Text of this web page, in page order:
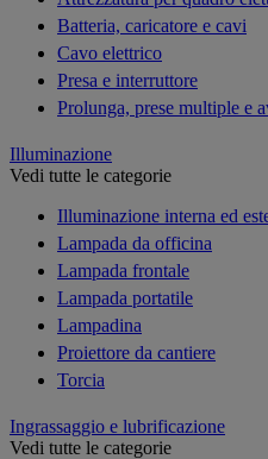
Batteria, caricatore e cavi
Cavo elettrico
Presa e interruttore
Prolunga, prese multiple e
Illuminazione
Vedi tutte le categorie
Illuminazione interna ed
Lampada da officina
Lampada frontale
Lampada portatile
Lampadina
Proiettore da cantiere
Torcia
Ingrassaggio e lubrificazione
Vedi tutte le categorie